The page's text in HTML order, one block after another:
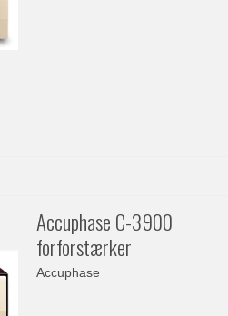
Accuphase C-3900
forforstærker
Accuphase